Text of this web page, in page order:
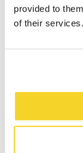
provided to
of their services.
Presspassung
Perfekt
MATERIALIEN